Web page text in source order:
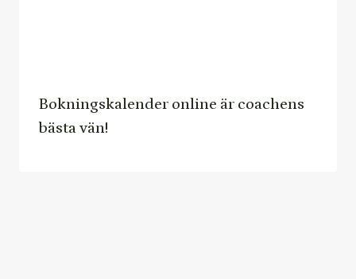
Bokningskalender online är coachens
bästa vän!